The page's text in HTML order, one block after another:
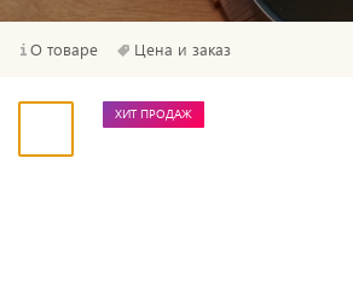
О товаре Цена и заказ
ХИТ ПРОДАЖ